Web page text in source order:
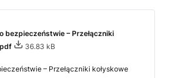
bezpieczeństwie – Przełączniki
36.83 kB
– Przełączniki kołyskowe